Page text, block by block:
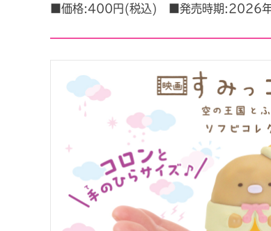
■価格:400円(税込) ■発売時期:2026年